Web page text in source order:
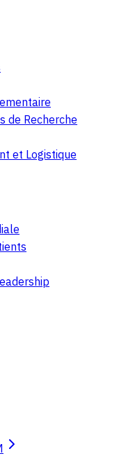
de Recherche
et Logistique